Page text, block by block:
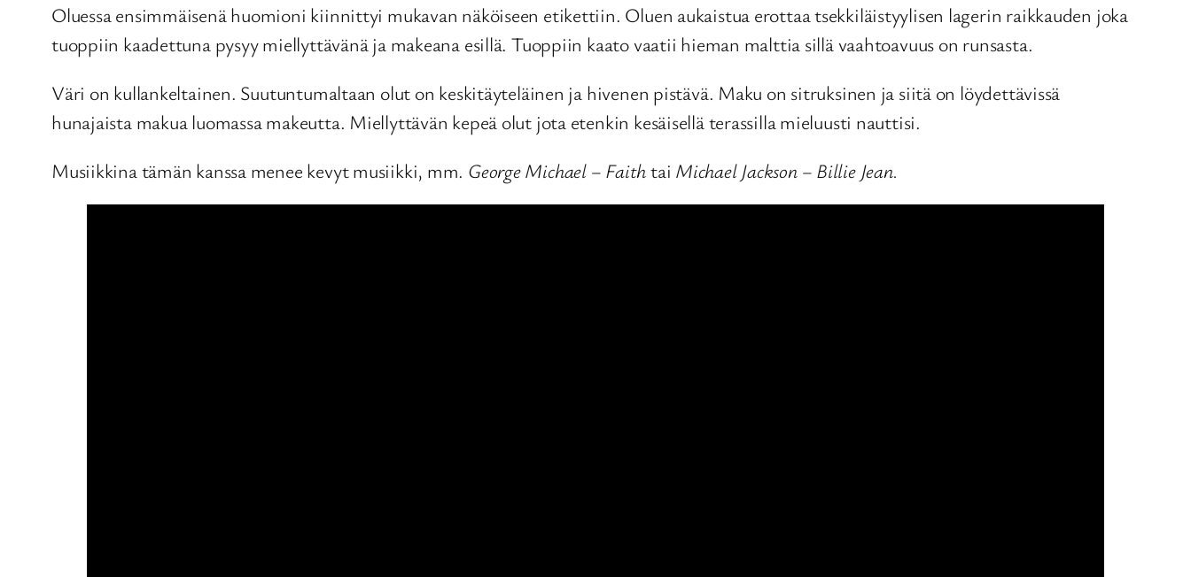
Oluessa ensimmäisenä huomioni kiinnittyi mukavan näköiseen etikettiin. Oluen aukaistua erottaa tsekkiläistyylisen lagerin raikkauden joka
tuoppiin kaadettuna pysyy miellyttävänä ja makeana esillä. Tuoppiin kaato vaatii hieman malttia sillä vaahtoavuus on runsasta.
Väri on kullankeltainen. Suutuntumaltaan olut on keskitäyteläinen ja hivenen pistävä. Maku on sitruksinen ja siitä on löydettävissä
hunajaista makua luomassa makeutta. Miellyttävän kepeä olut jota etenkin kesäisellä terassilla mieluusti nauttisi.
Musiikkina tämän kanssa menee kevyt musiikki, mm. George Michael – Faithtai Michael Jackson – Billie Jean.